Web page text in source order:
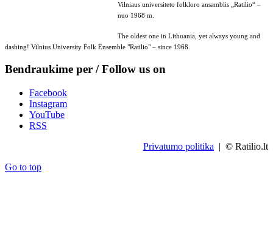
Vilniaus universiteto folkloro ansamblis „Ratilio“ –
nuo 1968 m.
The oldest one in Lithuania, yet always young and
dashing! Vilnius University Folk Ensemble "Ratilio" – since 1968.
Bendraukime per / Follow us on
Facebook
Instagram
YouTube
RSS
Privatumo politika | © Ratilio.lt
Go to top